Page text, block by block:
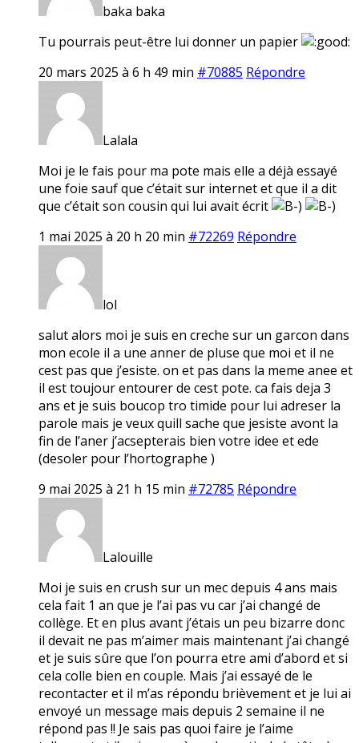
baka baka
Tu pourrais peut-être lui donner un papier
20 mars 2025 à 6 h 49 min #70885 Répondre
Lalala
Moi je le fais pour ma pote mais elle a déjà essayé
une foie sauf que c’était sur internet et que il a dit
que c’était son cousin qui lui avait écrit
1 mai 2025 à 20 h 20 min #72269 Répondre
lol
salut alors moi je suis en creche sur un garcon dans
mon ecole il a une anner de pluse que moi et il ne
cest pas que j’esiste. on et pas dans la meme anee et
il est toujour entourer de cest pote. ca fais deja 3
ans et je suis boucop tro timide pour lui adreser la
parole mais je veux quill sache que jesiste avont la
fin de l’aner j’acsepterais bien votre idee et ede
(desoler pour l’hortographe )
9 mai 2025 à 21 h 15 min #72785 Répondre
Lalouille
Moi je suis en crush sur un mec depuis 4 ans mais
cela fait 1 an que je l’ai pas vu car j’ai changé de
collège. Et en plus avant j’étais un peu bizarre donc
il devait ne pas m’aimer mais maintenant j’ai changé
et je suis sûre que l’on pourra etre ami d’abord et si
cela colle bien en couple. Mais j’ai essayé de le
recontacter et il m’as répondu brièvement et je lui ai
envoyé un message mais depuis 2 semaine il ne
répond pas !! Je sais pas quoi faire je l’aime